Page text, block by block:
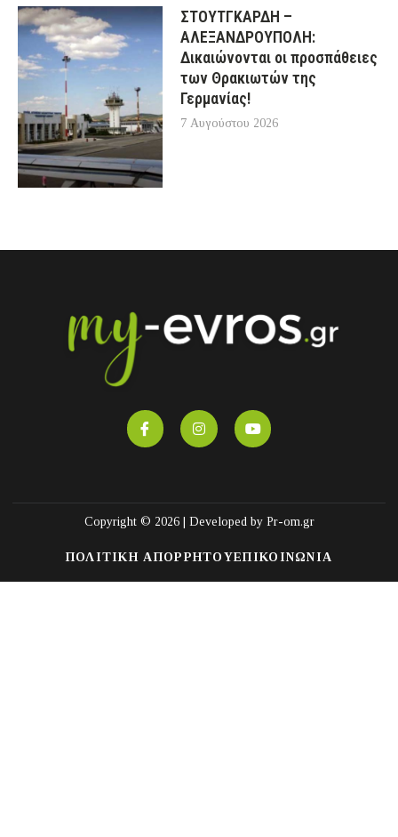
ΣΤΟΥΤΓΚΑΡΔΗ –
ΑΛΕΞΑΝΔΡΟΥΠΟΛΗ:
Δικαιώνονται οι προσπάθειες
των Θρακιωτών της
Γερμανίας!
7 Αυγούστου 2026
Copyright © 2026 | Developed by Pr-om.gr
ΠΟΛΙΤΙΚΗ ΑΠΟΡΡΗΤΟΥΕΠΙΚΟΙΝΩΝΙΑ